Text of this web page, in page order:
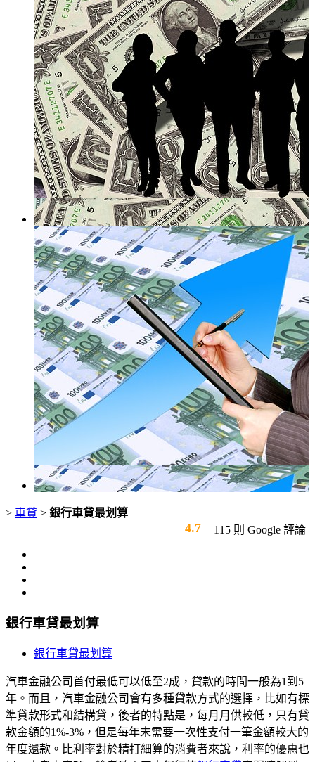
> 車貸 > 銀行車貸最划算
4.7 115 則 Google 評論
銀行車貸最划算
銀行車貸最划算
汽車金融公司首付最低可以低至2成，貸款的時間一般為1到5
年。而且，汽車金融公司會有多種貸款方式的選擇，比如有標
準貸款形式和結構貸，後者的特點是，每月月供較低，只有貸
款金額的1%-3%，但是每年末需要一次性支付一筆金額較大的
年度還款。比利率對於精打細算的消費者來說，利率的優惠也